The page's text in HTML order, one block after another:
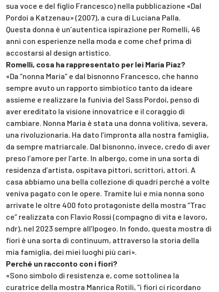
sua voce e del figlio Francesco) nella pubblicazione «Dal
Pordoi a Katzenau» (2007), a cura di Luciana Palla.
Questa donna è un’autentica ispirazione per Romelli, 46
anni con esperienze nella moda e come chef prima di
accostarsi al design artistico.
Romelli, cosa ha rappresentato per lei Maria Piaz?
«Da “nonna Maria” e dal bisnonno Francesco, che hanno
sempre avuto un rapporto simbiotico tanto da ideare
assieme e realizzare la funivia del Sass Pordoi, penso di
aver ereditato la visione innovatrice e il coraggio di
cambiare. Nonna Maria è stata una donna volitiva, severa,
una rivoluzionaria. Ha dato l’impronta alla nostra famiglia,
da sempre matriarcale. Dal bisnonno, invece, credo di aver
preso l’amore per l’arte. In albergo, come in una sorta di
residenza d’artista, ospitava pittori, scrittori, attori. A
casa abbiamo una bella collezione di quadri perché a volte
veniva pagato con le opere. Tramite lui e mia nonna sono
arrivate le oltre 400 foto protagoniste della mostra “Trac
ce” realizzata con Flavio Rossi (compagno di vita e lavoro,
ndr), nel 2023 sempre all’Ipogeo. In fondo, questa mostra di
fiori è una sorta di continuum, attraverso la storia della
mia famiglia, dei miei luoghi più cari».
Perché un racconto con i fiori?
«Sono simbolo di resistenza e, come sottolinea la
curatrice della mostra Manrica Rotili, “i fiori ci ricordano